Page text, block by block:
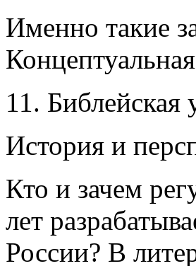
Именно такие
11. Библейская
История и
Кто и зачем
лет
России? В